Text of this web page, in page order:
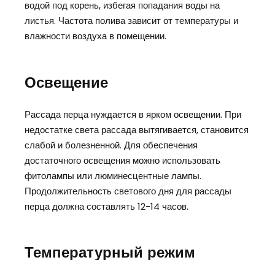
водой под корень, избегая попадания воды на
листья. Частота полива зависит от температуры и
влажности воздуха в помещении.
Освещение
Рассада перца нуждается в ярком освещении. При
недостатке света рассада вытягивается, становится
слабой и болезненной. Для обеспечения
достаточного освещения можно использовать
фитолампы или люминесцентные лампы.
Продолжительность светового дня для рассады
перца должна составлять 12-14 часов.
Температурный режим